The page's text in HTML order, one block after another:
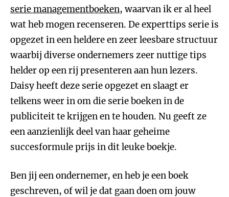
serie managementboeken, waarvan ik er al heel
wat heb mogen recenseren. De experttips serie is
opgezet in een heldere en zeer leesbare structuur
waarbij diverse ondernemers zeer nuttige tips
helder op een rij presenteren aan hun lezers.
Daisy heeft deze serie opgezet en slaagt er
telkens weer in om die serie boeken in de
publiciteit te krijgen en te houden. Nu geeft ze
een aanzienlijk deel van haar geheime
succesformule prijs in dit leuke boekje.
Ben jij een ondernemer, en heb je een boek
geschreven, of wil je dat gaan doen om jouw